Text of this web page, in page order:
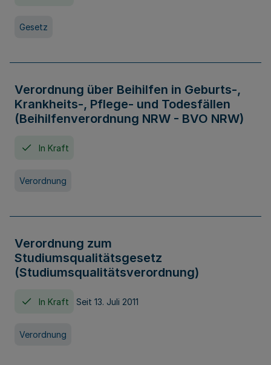
Gesetz
Verordnung über Beihilfen in Geburts-,
Krankheits-, Pflege- und Todesfällen
(Beihilfenverordnung NRW - BVO NRW)
In Kraft
Verordnung
Verordnung zum
Studiumsqualitätsgesetz
(Studiumsqualitätsverordnung)
In Kraft Seit 13. Juli 2011
Verordnung